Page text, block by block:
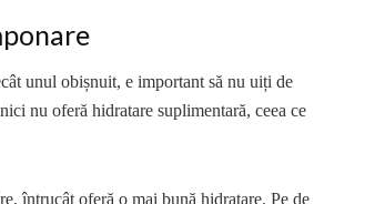
unul obișnuit, e important să nu uiți de
nu oferă hidratare suplimentară, ceea ce
întrucât oferă o mai bună hidratare. Pe de